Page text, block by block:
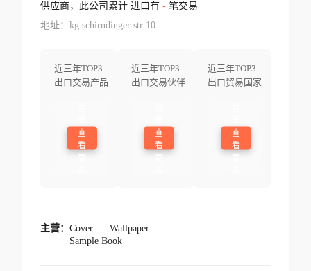
供应商，此公司累计 进口有 -笔交易
地址：kg schirndinger str 10
近三年TOP3
出口交易产品
查
看
近三年TOP3
出口交易伙伴
查
看
近三年TOP3
出口贸易国家
查
看
主营： Cover
Wallpaper
Sample Book